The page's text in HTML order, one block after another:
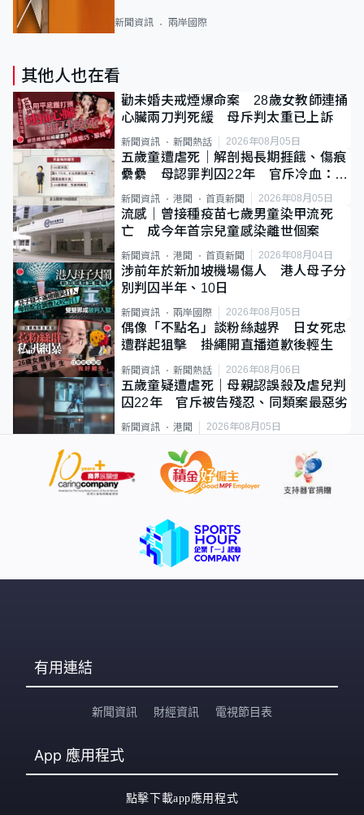
新聞資訊 兩岸國際
其他人也在看
勸未婚夫戒煙爆命案 28歲女教師連捅
心臟兩刀判死緩 母斥判太重已上訴
新聞資訊 新聞熱話 2026年08月05日
五歲童遭虐死｜解剖揭長期捱餓、傷痕
纍纍 母認罪判囚22年 官斥冷血：同
類案最惡劣
新聞資訊 港聞 首頁新聞 2026年08月05日
流感｜曾接種疫苗七歲男童染甲流死
亡 成今年首宗兒童感染離世個案
新聞資訊 港聞 首頁新聞 2026年08月04日
涉前年於新加坡機場傷人 港人母子分
別判囚半年、10日
新聞資訊 兩岸國際 2026年08月05日
偶像「不點名」談粉絲越界 日女死忠
遭群起狙擊 掛繩開直播道歉後輕生
新聞資訊 新聞熱話 2026年08月06日
五歲童疑遭虐死｜母親認誤殺及虐兒判
囚22年 官斥被告殘忍、同類案最惡劣
新聞資訊 港聞 2026年08月05日
有用連結
新聞資訊 財經資訊 電視節目表
App 應用程式
點擊下載app應用程式